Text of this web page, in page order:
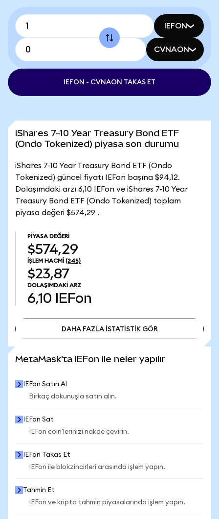
IEFON
CVNAON
IEFON - CVNAON TAKAS ET
iShares 7-10 Year Treasury Bond ETF
(Ondo Tokenized) piyasa son durumu
iShares 7-10 Year Treasury Bond ETF (Ondo
Tokenized) güncel fiyatı IEFon başına $94,12.
Dolaşımdaki arzı 6,10 IEFon ve iShares 7-10 Year
Treasury Bond ETF (Ondo Tokenized) toplam
piyasa değeri $574,29 .
PIYASA DEĞERI
$574,29
İŞLEM HACMI (24S)
$23,87
DOLAŞIMDAKI ARZ
6,10 IEFon
DAHA FAZLA İSTATİSTİK GÖR
MetaMask'ta IEFon ile neler yapılır
IEFon Satın Al
Birkaç dokunuşla satın alın.
IEFon Sat
IEFon coin'lerinizi nakde çevirin.
IEFon Takas Et
IEFon ile blokzincirleri arasında işlem yapın.
Tahmin Et
IEFon ve kripto tahmin piyasalarında işlem yapın.